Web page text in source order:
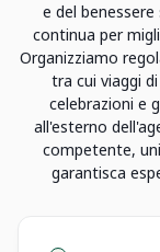
e del
continua per
Organizziamo
tra cui viaggi
celebrazioni e
all'esterno
competente,
garantisca